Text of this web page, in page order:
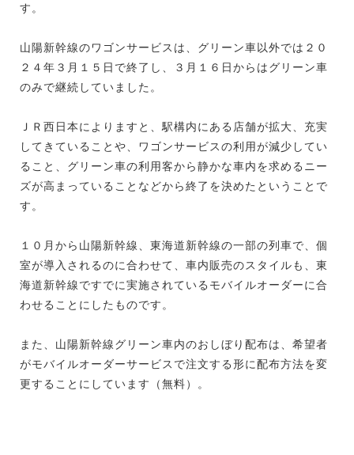
す。
山陽新幹線のワゴンサービスは、グリーン車以外では２０
２４年３月１５日で終了し、３月１６日からはグリーン車
のみで継続していました。
ＪＲ西日本によりますと、駅構内にある店舗が拡大、充実
してきていることや、ワゴンサービスの利用が減少してい
ること、グリーン車の利用客から静かな車内を求めるニー
ズが高まっていることなどから終了を決めたということで
す。
１０月から山陽新幹線、東海道新幹線の一部の列車で、個
室が導入されるのに合わせて、車内販売のスタイルも、東
海道新幹線ですでに実施されているモバイルオーダーに合
わせることにしたものです。
また、山陽新幹線グリーン車内のおしぼり配布は、希望者
がモバイルオーダーサービスで注文する形に配布方法を変
更することにしています（無料）。